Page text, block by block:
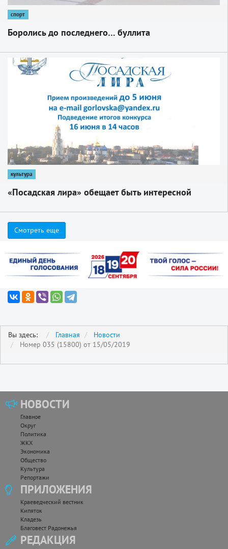
спорт
Боролись до последнего… буллита
культура
«Посадская лира» обещает быть интересной
Смотреть еще
Вы здесь: Главная
Новости
Номер 035 (15800) от 15/05/2019
НОВОСТИ
Главное
Округ
Политика
ЖКХ
Экономика
Общество
Культура
Репортажи
ПРИЛОЖЕНИЯ
Краеведческий вестник
Кипяток
Кладезь
Благовест Радонежья
РЕДАКЦИЯ